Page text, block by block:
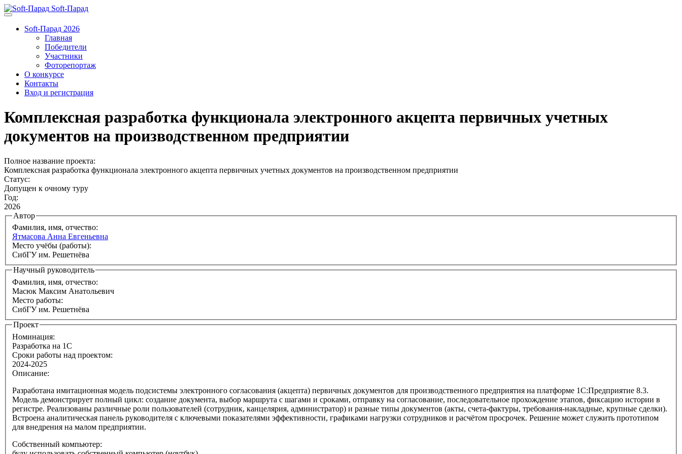
Soft-Парад
Soft-Парад 2026
Главная
Победители
Участники
Фоторепортаж
О конкурсе
Контакты
Вход и регистрация
Комплексная разработка функционала электронного акцепта первичных учетных
документов на производственном предприятии
Полное название проекта:
Комплексная разработка функционала электронного акцепта первичных учетных документов на производственном предприятии
Статус:
Допущен к очному туру
Год:
2026
Автор
Фамилия, имя, отчество:
Ятмасова Анна Евгеньевна
Место учёбы (работы):
СибГУ им. Решетнёва
Научный руководитель
Фамилия, имя, отчество:
Масюк Максим Анатольевич
Место работы:
СибГУ им. Решетнёва
Проект
Номинация:
Разработка на 1С
Сроки работы над проектом:
2024-2025
Описание:
Разработана имитационная модель подсистемы электронного согласования (акцепта) первичных документов для производственного предприятия на платформе 1С:Предприятие 8.3.
Модель демонстрирует полный цикл: создание документа, выбор маршрута с шагами и сроками, отправку на согласование, последовательное прохождение этапов, фиксацию истории в
регистре. Реализованы различные роли пользователей (сотрудник, канцелярия, администратор) и разные типы документов (акты, счета-фактуры, требования-накладные, крупные сделки).
Встроена аналитическая панель руководителя с ключевыми показателями эффективности, графиками нагрузки сотрудников и расчётом просрочек. Решение может служить прототипом
для внедрения на малом предприятии.
Собственный компьютер: